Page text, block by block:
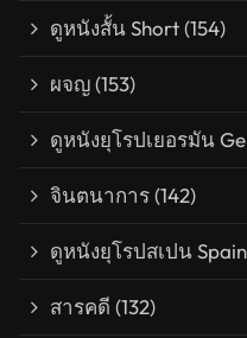
ดูหนังสั้น Short(154)
ผจญ(153)
ดูหนังยุโรปเยอรมัน
จินตนาการ(142)
ดูหนังยุโรปสเปน Spain
สารคดี (132)